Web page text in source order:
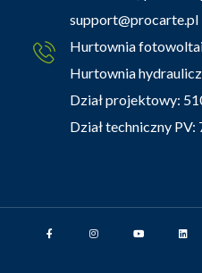
support@procarte.pl
Hurtownia
Hurtownia
Dział projektowy:
Dział techniczny PV: